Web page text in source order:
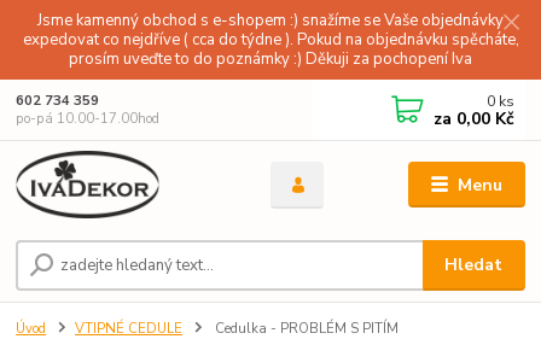
Jsme kamenný obchod s e-shopem :) snažíme se Vaše objednávky
expedovat co nejdříve ( cca do týdne ). Pokud na objednávku spěcháte,
prosím uveďte to do poznámky :) Děkuji za pochopení Iva
Menu
Hledat
602 734 359
po-pá 10.00-17.00hod
0 ks
za 0,00 Kč
Úvod VTIPNÉ CEDULE Cedulka - PROBLÉM S PITÍM